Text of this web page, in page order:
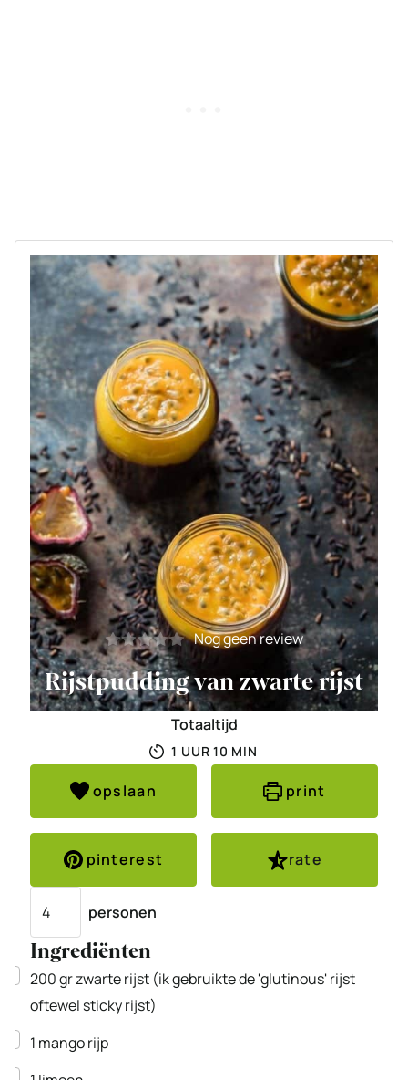
Nog geen review
Rijstpudding van zwarte rijst
Totaaltijd
1 UUR
UUR 10 MINUTEN
MIN
opslaan print
pinterest
rate
personen
Ingrediënten
▢
200grzwarte rijst (ik gebruikte de 'glutinous' rijst
oftewel sticky rijst)
▢
1 mangorijp